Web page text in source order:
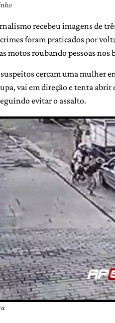
recebeu imagens de
foram praticados por
motos roubando pessoas nos
cercam uma mulher
vai em direção e tenta
evitar o assalto.